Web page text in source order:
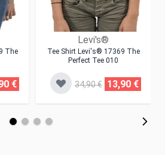
The
€
Levi's®
Tee Shirt Levi's® 17369 The
Perfect Tee 010
34,90 € 13,90 €